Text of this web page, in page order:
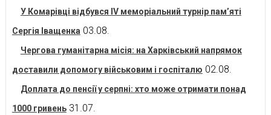
У Комарівці відбувся IV меморіальний турнір пам’яті
Сергія Іващенка 03.08.
Чергова гуманітарна місія: на Харківський напрямок
доставили допомогу військовим і госпіталю 02.08.
Доплата до пенсії у серпні: хто може отримати понад
1000 гривень 31.07.